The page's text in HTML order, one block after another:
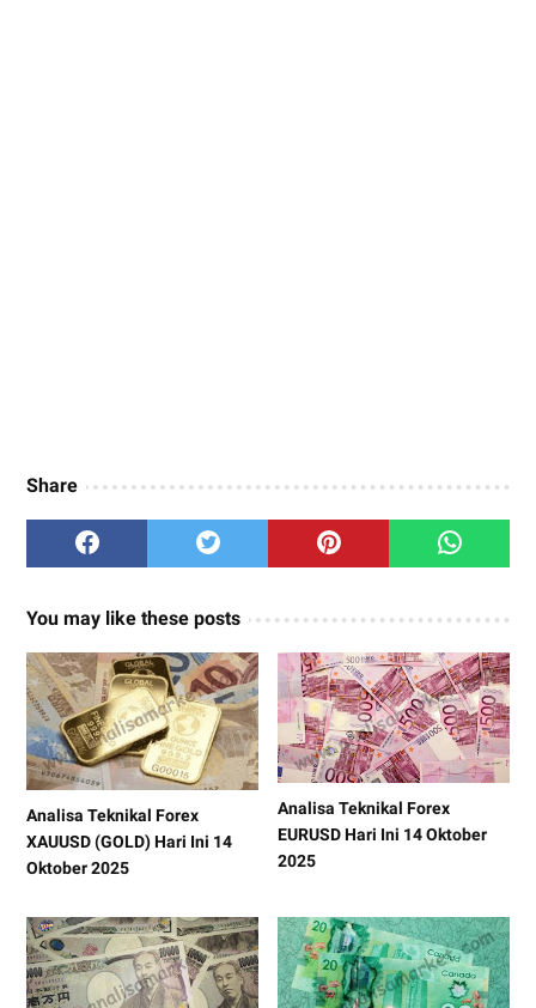
Share
You may like these posts
Analisa Teknikal Forex
XAUUSD (GOLD) Hari Ini 14
Oktober 2025
Analisa Teknikal Forex
EURUSD Hari Ini 14 Oktober
2025